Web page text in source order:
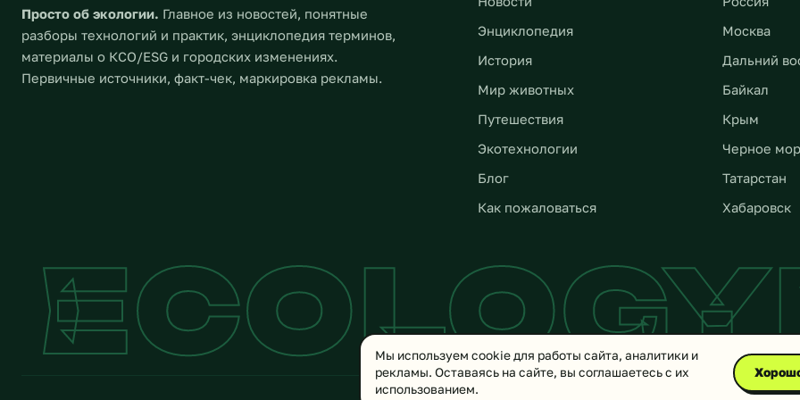
Просто об экологии. Главное из новостей, понятные
разборы технологий и практик, энциклопедия терминов,
материалы о КСО/ESG и городских изменениях.
Первичные источники, факт-чек, маркировка рекламы.
Энциклопедия
История
Мир животных
Путешествия
Экотехнологии
Блог
Как пожаловаться
Москва
Дальний
Байкал
Крым
Черное
Татарстан
Хабаровск
Мы используем cookie для работы сайта, аналитики и
рекламы. Оставаясь на сайте, вы соглашаетесь с их
использованием.